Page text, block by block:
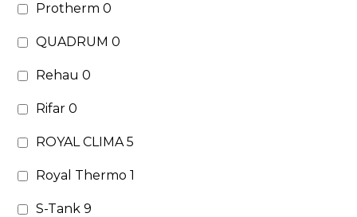
Protherm0
QUADRUM0
Rehau0
Rifar0
ROYAL CLIMA5
Royal Thermo1
S-Tank9